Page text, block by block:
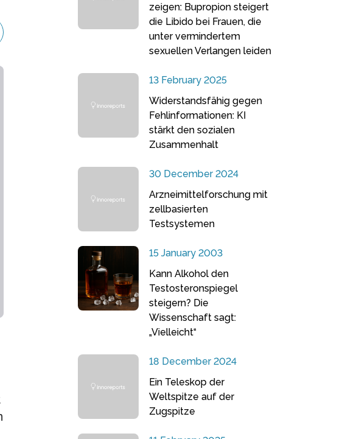
zeigen: Bupropion steigert
die Libido bei Frauen, die
unter vermindertem
sexuellen Verlangen leiden
13 February 2025
Widerstandsfähig gegen
Fehlinformationen: KI
stärkt den sozialen
Zusammenhalt
30 December 2024
Arzneimittelforschung mit
zellbasierten
Testsystemen
15 January 2003
Kann Alkohol den
Testosteronspiegel
steigern? Die
Wissenschaft sagt:
„Vielleicht“
18 December 2024
Ein Teleskop der
Weltspitze auf der
Zugspitze